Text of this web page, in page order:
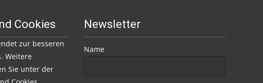
Cookies
zur besseren
Weitere
Sie unter der
Newsletter
Name